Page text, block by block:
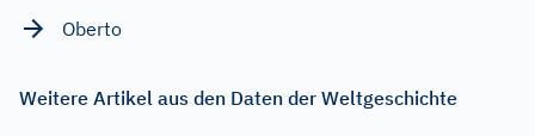
Oberto
Weitere Artikel aus den Daten der Weltgeschichte